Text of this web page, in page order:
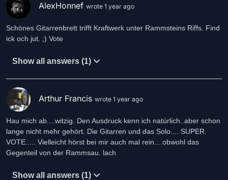
AlexHonnef wrote 1 year ago
Schönes Gitarrenbrett trifft Kraftwerk unter Rammsteins Riffs. Find
ick och jut. ;) Vote
Show all answers (1)
Arthur Francis wrote 1 year ago
Hau mich ab....witzig. Den Ausdruck kenn ich natürlich..aber schon
lange nicht mehr gehört. Die Gitarren und das Solo.... SUPER.
VOTE..... Vielleicht hörst bei mir auch mal rein....obwohl das
Gegenteil von der Rammsau. lach
Show all answers (1)